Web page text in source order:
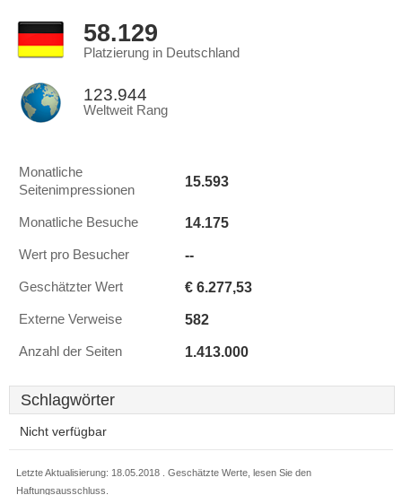
58.129
Platzierung in Deutschland
123.944
Weltweit Rang
Monatliche
Seitenimpressionen
15.593
Monatliche Besuche 14.175
Wert pro Besucher --
Geschätzter Wert € 6.277,53
Externe Verweise 582
Anzahl der Seiten 1.413.000
Schlagwörter
Nicht verfügbar
Letzte Aktualisierung: 18.05.2018 . Geschätzte Werte, lesen Sie den
Haftungsausschluss.